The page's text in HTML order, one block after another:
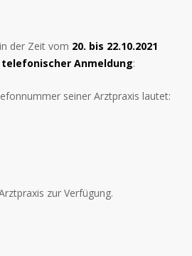
der Zeit vom 20. bis 22.10.2021
Anmeldung:
seiner Arztpraxis lautet:
zur Verfügung.